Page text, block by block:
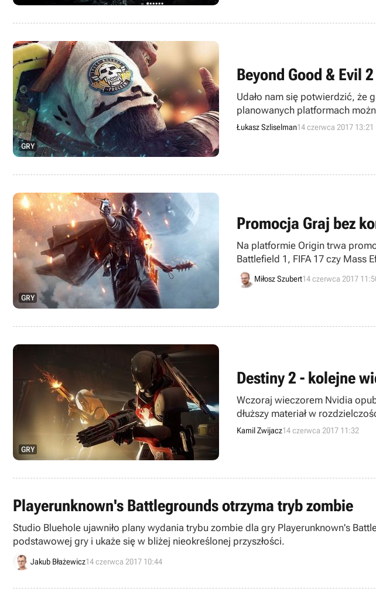
GRY
Beyond Good & Evil
Udało nam się potwierdzić, że
planowanych platformach
Łukasz Szliselman14 czerwca 2017 13:21
GRY
Promocja Graj bez
Na platformie Origin trwa
Battlefield 1, FIFA 17 czy Mass
Miłosz Szubert14 czerwca 2017
GRY
Destiny 2 - kolejne
Wczoraj wieczorem Nvidia
dłuższy materiał w
Kamil Zwijacz14 czerwca 2017 11:32
Playerunknown's Battlegrounds otrzyma tryb zombie
Studio Bluehole ujawniło plany wydania trybu zombie dla gry Playerunknown's
podstawowej gry i ukaże się w bliżej nieokreślonej przyszłości.
Jakub Błażewicz14 czerwca 2017 10:44